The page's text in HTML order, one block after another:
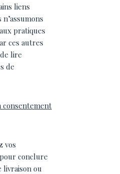
liens
pratiques
ces autres
lire
de
consentement
vos
conclure
livraison ou